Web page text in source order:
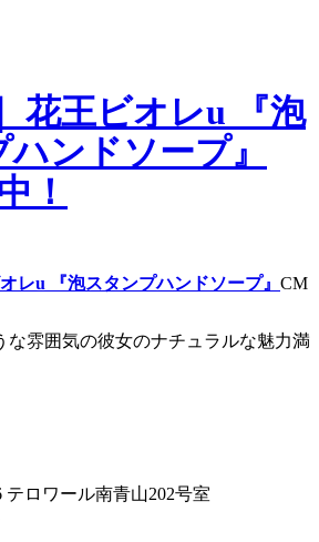
花王ビオレu 『泡
ンドソープ』
！
レu 『泡スタンプハンドソープ』 CM
な雰囲気の彼女のナチュラルな魅力満
ロワール南青山202号室